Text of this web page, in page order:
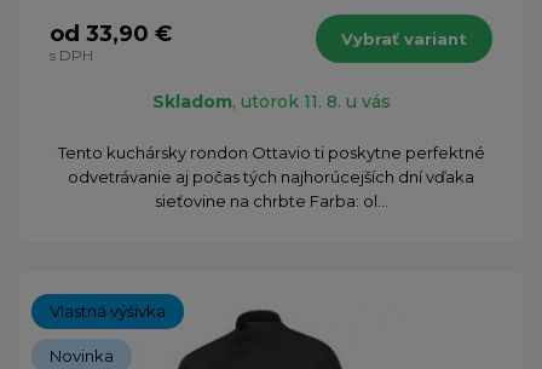
od 33,90 €
s DPH
Vybrať variant
Skladom, utorok 11. 8. u vás
​Tento kuchársky rondon Ottavio ti poskytne perfektné
odvetrávanie aj počas tých najhorúcejších dní vďaka
sieťovine na chrbte Farba: ol...
Vlastná výšivka
Novinka